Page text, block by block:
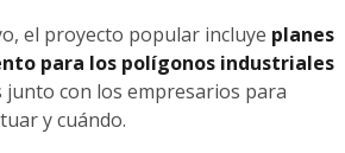
el proyecto popular incluye planes
para los polígonos industriales
junto con los empresarios para
y cuándo.